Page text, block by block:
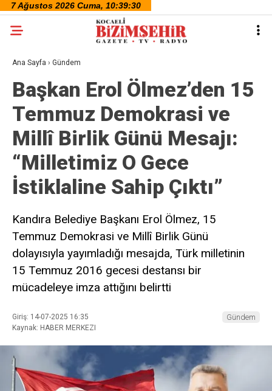
Ana Sayfa › Gündem
Başkan Erol Ölmez’den 15
Temmuz Demokrasi ve
Millî Birlik Günü Mesajı:
“Milletimiz O Gece
İstiklaline Sahip Çıktı”
Kandıra Belediye Başkanı Erol Ölmez, 15
Temmuz Demokrasi ve Millî Birlik Günü
dolayısıyla yayımladığı mesajda, Türk milletinin
15 Temmuz 2016 gecesi destansı bir
mücadeleye imza attığını belirtti
Giriş: 14-07-2025 16:35
Kaynak: HABER MERKEZI
Gündem